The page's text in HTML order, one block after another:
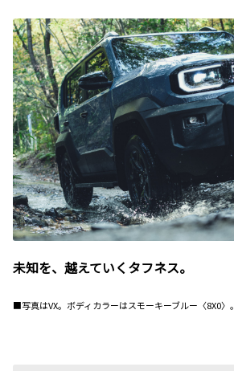
未知を、越えていくタフネス。
■写真はVX。ボディカラーはスモーキーブルー〈8X0〉。